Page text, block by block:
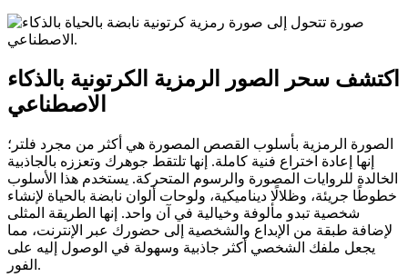
اكتشف سحر الصور الرمزية الكرتونية بالذكاء
الاصطناعي
الصورة الرمزية بأسلوب القصص المصورة هي أكثر من مجرد فلتر؛
إنها إعادة اختراع فنية كاملة. إنها تلتقط جوهرك وتعززه بالجاذبية
الخالدة للروايات المصورة والرسوم المتحركة. يستخدم هذا الأسلوب
خطوطًا جريئة، وظلالًا ديناميكية، ولوحات ألوان نابضة بالحياة لإنشاء
شخصية تبدو مألوفة وخيالية في آن واحد. إنها الطريقة المثلى
لإضافة طبقة من الإبداع والشخصية إلى حضورك عبر الإنترنت، مما
يجعل ملفك الشخصي أكثر جاذبية وسهولة في الوصول إليه على
الفور.